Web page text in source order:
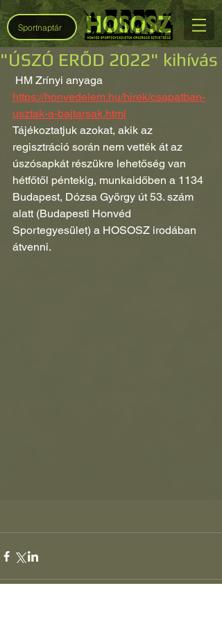
Sportnaptár
"ÚSZÓ ERŐD 2022" kihívás
HM Zrínyi anyaga
https://honvedelem.hu/hirek/csapatban-
usztak-a-bajtarsak.html
Tájékoztatjuk azokat, akik az
regisztráció során nem vették át az
úszósapkát részükre lehetőség van
hétfőtől péntekig, munkaidőben a 1134
Budapest, Dózsa György út 53. szám
alatt (Budapesti Honvéd
Sportegyesület) a HOSOSZ irodában
átvenni.